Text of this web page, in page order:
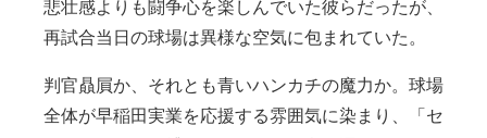
悲壮感よりも闘争心を楽しんでいた彼らだったが、
再試合当日の球場は異様な空気に包まれていた。
判官贔屓か、それとも青いハンカチの魔力か。球場
全体が早稲田実業を応援する雰囲気に染まり、「セ